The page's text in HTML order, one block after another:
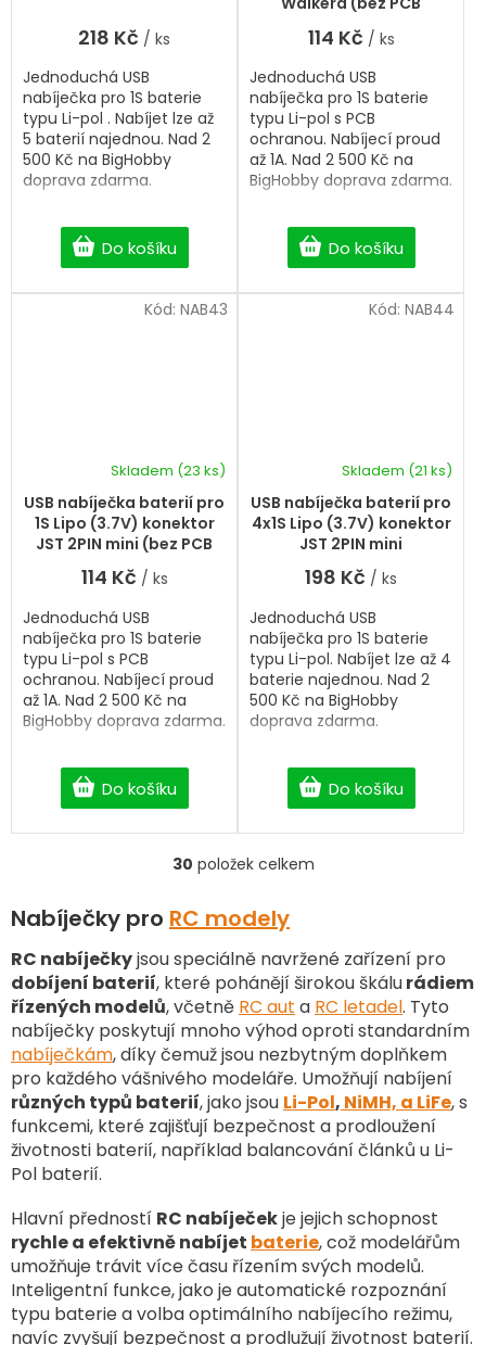
218 Kč / ks
Do košíku
Jednoduchá USB
nabíječka pro 1S baterie
typu Li-pol . Nabíjet lze až
5 baterií najednou. Nad 2
500 Kč na BigHobby
doprava zdarma.
ochrany)
114 Kč / ks
Do košíku
Jednoduchá USB
nabíječka pro 1S baterie
typu Li-pol s PCB
ochranou. Nabíjecí proud
až 1A. Nad 2 500 Kč na
BigHobby doprava zdarma.
USB nabíječka baterií pro
1S Lipo (3.7V) konektor
JST 2PIN mini (bez PCB
ochrany)
Skladem (23 ks)
114 Kč / ks
Do košíku
Jednoduchá USB
nabíječka pro 1S baterie
typu Li-pol s PCB
ochranou. Nabíjecí proud
až 1A. Nad 2 500 Kč na
BigHobby doprava zdarma.
Kód: NAB43
USB nabíječka baterií pro
4x1S Lipo (3.7V) konektor
JST 2PIN mini
hodnocení
produktu
hvězdiček.
Skladem (21 ks)
198 Kč / ks
Do košíku
Jednoduchá USB
nabíječka pro 1S baterie
typu Li-pol. Nabíjet lze až 4
baterie najednou. Nad 2
500 Kč na BigHobby
doprava zdarma.
Kód: NAB44
O
l
á
d
a
c
í
p
r
v
k
y
v
ý
s
u
30 položek celkem
Nabíječky pro RC modely
RC nabíječkyjsou speciálně navržené zařízení pro
dobíjení baterií, které pohánějí širokou škálurádiem
řízených modelů, včetně RC aut a RC letadel. Tyto
nabíječky poskytují mnoho výhod oproti standardním
nabíječkám, díky čemuž jsou nezbytným doplňkem
pro každého vášnivého modeláře. Umožňují nabíjení
různých typů baterií, jako jsou Li-Pol, NiMH, a LiFe, s
funkcemi, které zajišťují bezpečnost a prodloužení
životnosti baterií, například balancování článků u Li-
Pol baterií.
Hlavní předností RC nabíječekje jejich schopnost
rychle a efektivně nabíjet baterie, což modelářům
umožňuje trávit více času řízením svých modelů.
Inteligentní funkce, jako je automatické rozpoznání
typu baterie a volba optimálního nabíjecího režimu,
navíc zvyšují bezpečnost a prodlužují životnost baterií.